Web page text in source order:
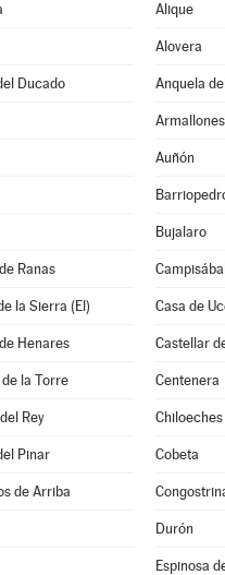
Alique
Alovera
Ducado Anquela
Armallones
Auñón
Bujalaro
Ranas
la Sierra (El) Casa de
Henares Castellar
la Torre Centenera
Rey Chiloeches
Pinar Cobeta
de Arriba
Durón
Espinosa